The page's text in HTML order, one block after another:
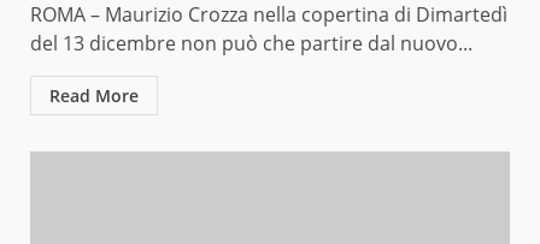
ROMA – Maurizio Crozza nella copertina di Dimartedì
del 13 dicembre non può che partire dal nuovo...
Read More